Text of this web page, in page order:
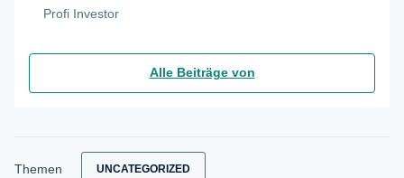
Profi Investor
Alle Beiträge von
Themen UNCATEGORIZED